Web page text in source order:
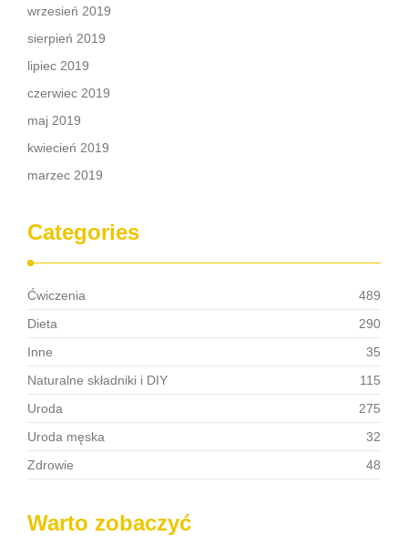
wrzesień 2019
sierpień 2019
lipiec 2019
czerwiec 2019
maj 2019
kwiecień 2019
marzec 2019
Categories
Ćwiczenia
489
Dieta
290
Inne
35
Naturalne składniki i DIY
115
Uroda
275
Uroda męska
32
Zdrowie
48
Warto zobaczyć